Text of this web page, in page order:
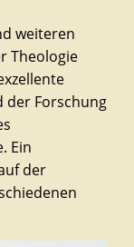
weiteren
Theologie
der Forschung
Ein
der